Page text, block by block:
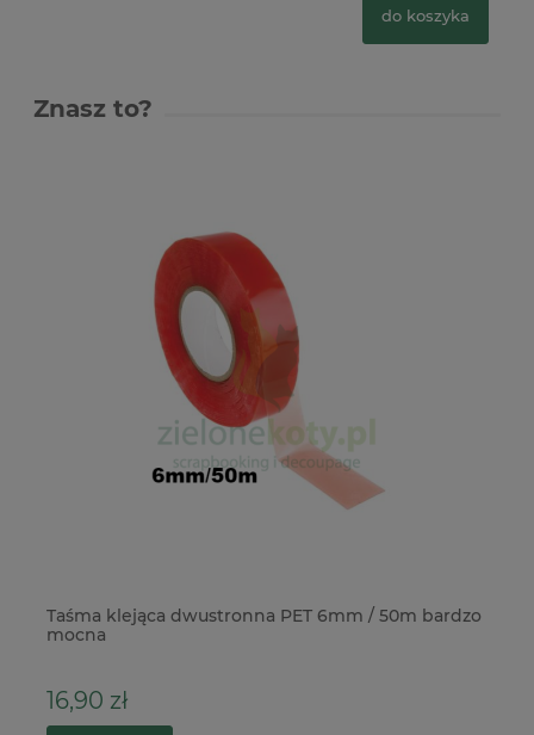
do koszyka
Znasz to?
Taśma klejąca dwustronna PET 6mm / 50m bardzo
mocna
16,90 zł